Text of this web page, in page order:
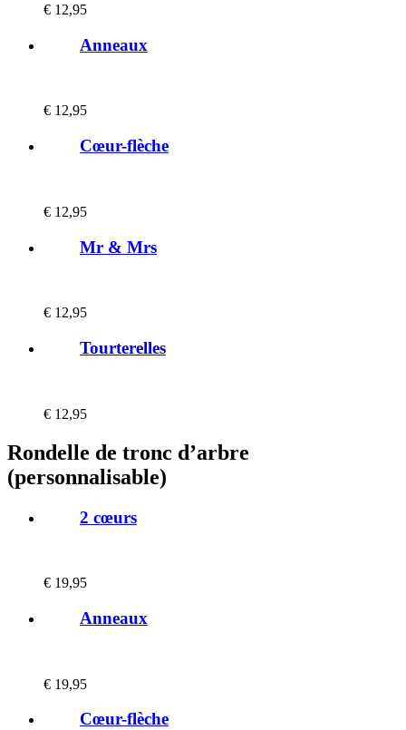
€ 12,95
Anneaux
€ 12,95
Cœur-flèche
€ 12,95
Mr & Mrs
€ 12,95
Tourterelles
€ 12,95
Rondelle de tronc d’arbre
(personnalisable)
2 cœurs
€ 19,95
Anneaux
€ 19,95
Cœur-flèche